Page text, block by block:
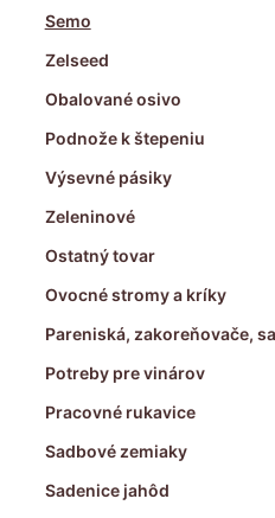
Semo
Zelseed
Obalované osivo
Podnože k štepeniu
Výsevné pásiky
Zeleninové
Ostatný tovar
Ovocné stromy a kríky
Pareniská, zakoreňovače,
Potreby pre vinárov
Pracovné rukavice
Sadbové zemiaky
Sadenice jahôd